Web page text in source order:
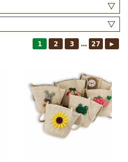
1 2 3 ... 27 ►